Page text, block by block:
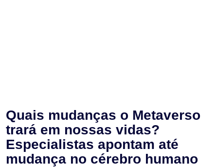
Quais mudanças o Metaverso
trará em nossas vidas?
Especialistas apontam até
mudança no cérebro humano